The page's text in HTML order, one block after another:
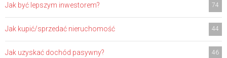
Jak być lepszym inwestorem? 74
Jak kupić/sprzedać nieruchomość 44
Jak uzyskać dochód pasywny? 46